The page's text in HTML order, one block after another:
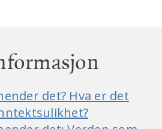
det? Hva er det